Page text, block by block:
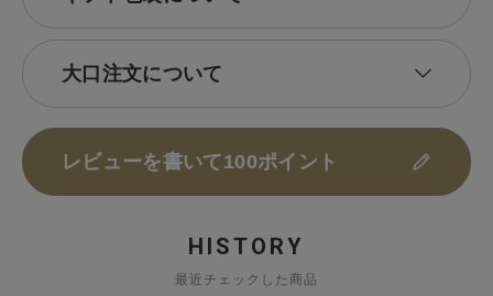
大口注文について
レビューを書いて100ポイント
HISTORY
最近チェックした商品